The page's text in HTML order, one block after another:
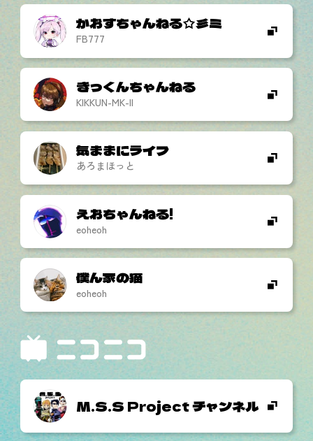
かおすちゃんねる☆彡ミ
FB777
きっくんちゃんねる
KIKKUN-MK-II
気ままにライフ
あろまほっと
えおちゃんねる!
eoheoh
僕ん家の猫
eoheoh
M.S.S Project チャンネル